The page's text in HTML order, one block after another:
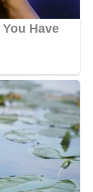
entre
qu’elle ne
et ses
porte à croire
profiler dans
en tout cas,
à la fois